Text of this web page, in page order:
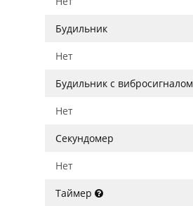
Будильник
Нет
Будильник с вибросигналом
Нет
Секундомер
Нет
Таймер